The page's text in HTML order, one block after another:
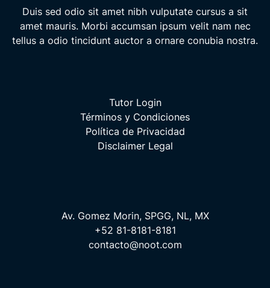
Duis sed odio sit amet nibh vulputate cursus a sit
amet mauris. Morbi accumsan ipsum velit nam nec
tellus a odio tincidunt auctor a ornare conubia nostra.
Tutor Login
Términos y Condiciones
Política de Privacidad
Disclaimer Legal
Av. Gomez Morin, SPGG, NL, MX
+52 81-8181-8181
contacto@noot.com